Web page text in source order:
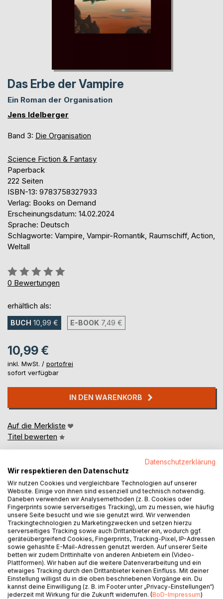
Das Erbe der Vampire
Ein Roman der Organisation
Jens Idelberger
Band 3: Die Organisation
Science Fiction & Fantasy
Paperback
222 Seiten
ISBN-13: 9783758327933
Verlag: Books on Demand
Erscheinungsdatum: 14.02.2024
Sprache: Deutsch
Schlagworte: Vampire, Vampir-Romantik, Raumschiff, Action,
Weltall
Bewertung::
0%
0 Bewertungen
erhältlich als:
BUCH 10,99 € E-BOOK 7,49 €
10,99 €
inkl. MwSt. / portofrei
sofort verfügbar
IN DEN WARENKORB
Auf die Merkliste
Titel bewerten
BESCHREIBUNG
Ein mysteriöses Übel in Form einer Krankheit bedroht die
Erde. Das vermeintliche Heilmittel bringt unerwartete
Probleme mit sich: Vampire erkranken durch das Blut
Geheilter. In einem Wettlauf gegen die Zeit sucht die
Organisation nach einer Lösung auf dem fernen Planeten Ul
- der Wiege der Vampire. Dort, wo keine Sonne mehr
Datenschutzerklärung
Wir respektieren den Datenschutz
Wir nutzen Cookies und vergleichbare Technologien auf unserer
Website. Einige von ihnen sind essenziell und technisch notwendig.
Daneben verwenden wir Analysemethoden (z. B. Cookies oder
Fingerprints sowie serverseitiges Tracking), um zu messen, wie häufig
unsere Seite besucht und wie sie genutzt wird. Wir verwenden
Trackingtechnologien zu Marketingzwecken und setzen hierzu
serverseitiges Tracking sowie auch Drittanbieter ein, wodurch ggf.
geräteübergreifend Cookies, Fingerprints, Tracking-Pixel, IP-Adressen
sowie gehashte E-Mail-Adressen genutzt werden. Auf unserer Seite
betten wir zudem Drittinhalte von anderen Anbietern ein (Video-
Plattformen). Wir haben auf die weitere Datenverarbeitung und ein
etwaiges Tracking durch den Drittanbieter keinen Einfluss. Mit deiner
Einstellung willigst du in die oben beschriebenen Vorgänge ein. Du
kannst deine Einwilligung (z. B. im Footer unter „Privacy-Einstellungen“)
jederzeit mit Wirkung für die Zukunft widerrufen. (BoD-Impressum)